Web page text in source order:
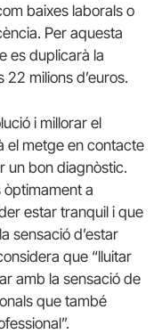
baixes laborals o
Per aquesta
es duplicarà la
milions d’euros.
i millorar el
el metge en contacte
un bon diagnòstic.
òptimament a
estar tranquil i que
sensació d’estar
que “lluitar
amb la sensació de
que també